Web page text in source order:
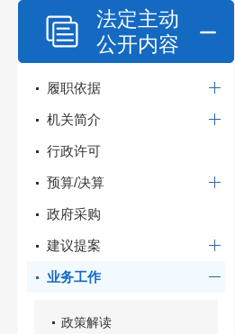
法定主动
公开内容
履职依据
机关简介
行政许可
预算/决算
政府采购
建议提案
业务工作
政策解读